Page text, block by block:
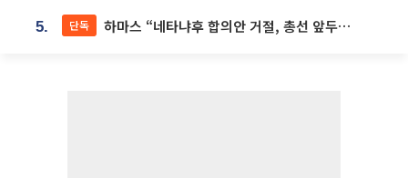
5. 단독 하마스 “네타냐후 합의안 거절, 총선 앞두고 시간 끌기”